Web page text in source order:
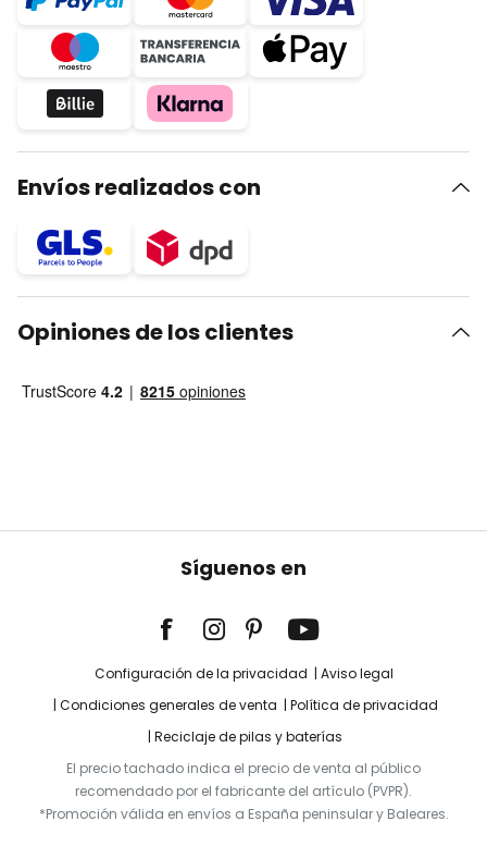
Envíos realizados con
Opiniones de los clientes
Síguenos en
Configuración de la privacidad
Aviso legal
Condiciones generales de venta
Política de privacidad
Reciclaje de pilas y baterías
El precio tachado indica el precio de venta al público
recomendado por el fabricante del artículo (PVPR).
*Promoción válida en envíos a España peninsular y Baleares.